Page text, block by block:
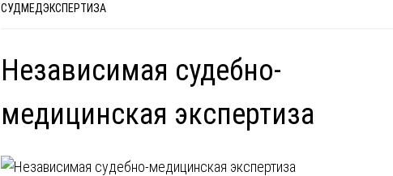
СУДМЕДЭКСПЕРТИЗА
Независимая судебно-
медицинская экспертиза